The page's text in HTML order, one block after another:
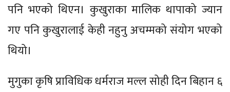
पनि भएको थिएन। कुखुराका मालिक थापाको ज्यान
गए पनि कुखुरालाई केही नहुनु अचम्मको संयोग भएको
थियो।
मुगुका कृषि प्राविधिक धर्मराज मल्ल सोही दिन बिहान ६